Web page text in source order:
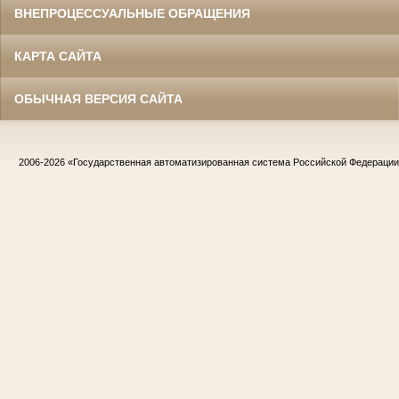
ВНЕПРОЦЕССУАЛЬНЫЕ ОБРАЩЕНИЯ
КАРТА САЙТА
ОБЫЧНАЯ ВЕРСИЯ САЙТА
2006-2026 «Государственная автоматизированная система Российской